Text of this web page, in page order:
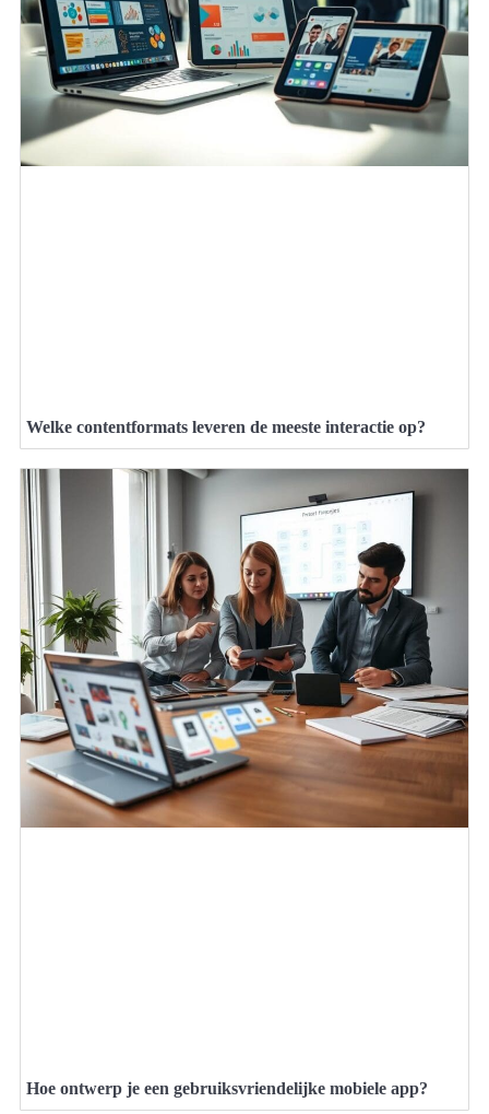
Welke contentformats leveren de meeste interactie op?
Hoe ontwerp je een gebruiksvriendelijke mobiele app?